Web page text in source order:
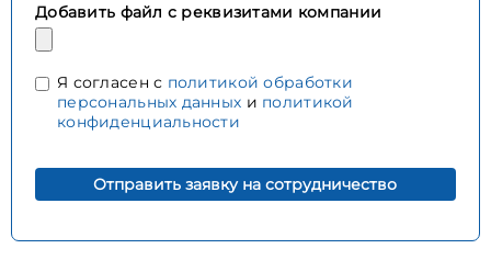
Добавить файл с реквизитами компании
Я согласен с политикой обработки
персональных данных и политикой
конфиденциальности
Отправить заявку на сотрудничество